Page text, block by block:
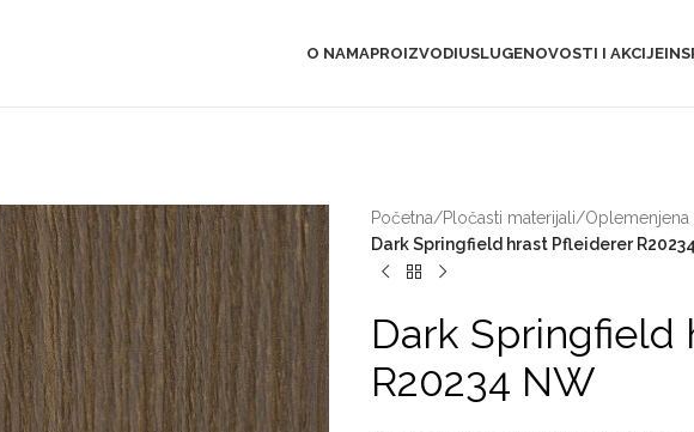
O NAMAPROIZVODIUSLUGENOVOSTI I AKCIJE
Početna/Pločasti materijali/Oplemenjena
Dark Springfield hrast Pfleiderer
Dark Springfield
R20234 NW